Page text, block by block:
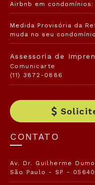
Airbnb em
Medida Provisória da
muda no seu
Assessoria de
Comunicarte
(11) 3872-0886
CONTATO
Av. Dr. Guilherme
São Paulo - SP -